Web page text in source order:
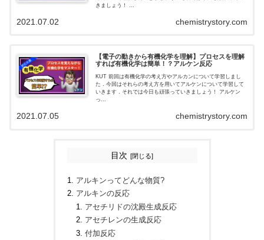
きましょう！ ...
chemistrystory.com
2021.07.02
【電子の動きから有機化学を理解】プロセスを理解
すれば有機化学は簡単！？アルケン反応
KUT 前回は有機化学の考え方やアルカンについて学習しまし
た．今回はそれらの考え方を用いてアルケンについて学習して
いきます．それでは今日も頑張っていきましょう！ アルケン
っ...
chemistrystory.com
2021.07.05
目次
アルキンってどんな物質?
アルキンの反応
アセチリドの沈殿生成反応
アセチレンの生成反応
付加反応